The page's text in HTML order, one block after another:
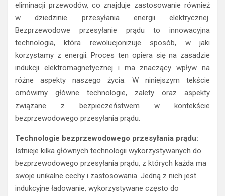
eliminacji przewodów, co znajduje zastosowanie również
w dziedzinie przesyłania energii elektrycznej.
Bezprzewodowe przesyłanie prądu to innowacyjna
technologia, która rewolucjonizuje sposób, w jaki
korzystamy z energii. Proces ten opiera się na zasadzie
indukcji elektromagnetycznej i ma znaczący wpływ na
różne aspekty naszego życia. W niniejszym tekście
omówimy główne technologie, zalety oraz aspekty
związane z bezpieczeństwem w kontekście
bezprzewodowego przesyłania prądu.
Technologie bezprzewodowego przesyłania prądu:
Istnieje kilka głównych technologii wykorzystywanych do
bezprzewodowego przesyłania prądu, z których każda ma
swoje unikalne cechy i zastosowania. Jedną z nich jest
indukcyjne ładowanie, wykorzystywane często do